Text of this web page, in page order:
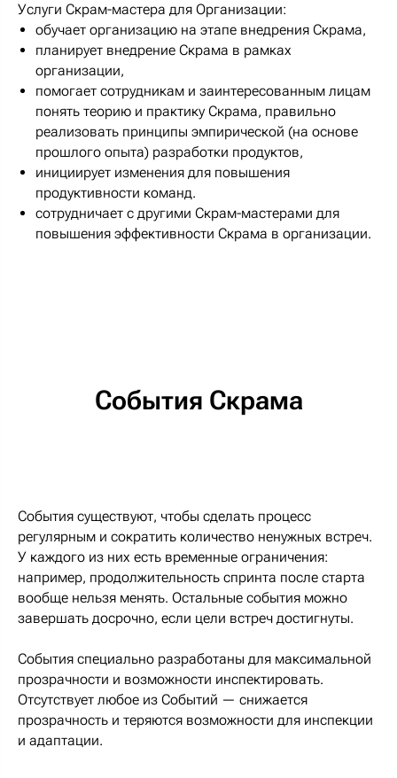
Услуги Скрам-мастера для Организации:
обучает организацию на этапе внедрения Скрама,
планирует внедрение Скрама в рамках
организации,
помогает сотрудникам и заинтересованным лицам
понять теорию и практику Скрама, правильно
реализовать принципы эмпирической (на основе
прошлого опыта) разработки продуктов,
инициирует изменения для повышения
продуктивности команд.
сотрудничает с другими Скрам-мастерами для
повышения эффективности Скрама в организации.
События Скрама
События существуют, чтобы сделать процесс
регулярным и сократить количество ненужных встреч.
У каждого из них есть временные ограничения:
например, продолжительность спринта после старта
вообще нельзя менять. Остальные события можно
завершать досрочно, если цели встреч достигнуты.
События специально разработаны для максимальной
прозрачности и возможности инспектировать.
Отсутствует любое из Событий — снижается
прозрачность и теряются возможности для инспекции
и адаптации.